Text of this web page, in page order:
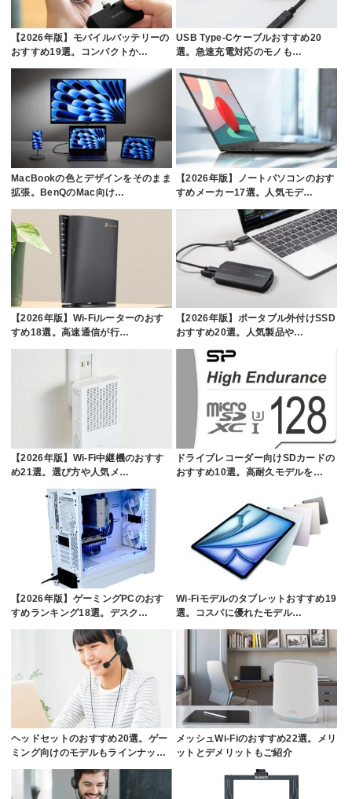
【2026年版】モバイルバッテリーの
おすすめ19選。コンパクトか…
USB Type-Cケーブルおすすめ20
選。急速充電対応のモノも…
MacBookの色とデザインをそのまま
拡張。BenQのMac向け…
【2026年版】ノートパソコンのおす
すめメーカー17選。人気モデ…
【2026年版】Wi-Fiルーターのおす
すめ18選。高速通信が行…
【2026年版】ポータブル外付けSSD
おすすめ20選。人気製品や…
【2026年版】Wi-Fi中継機のおすす
め21選。選び方や人気メ…
ドライブレコーダー向けSDカードの
おすすめ10選。高耐久モデルを…
【2026年版】ゲーミングPCのおす
すめランキング18選。デスク…
Wi-Fiモデルのタブレットおすすめ19
選。コスパに優れたモデル…
ヘッドセットのおすすめ20選。ゲー
ミング向けのモデルもラインナッ…
メッシュWi-Fiのおすすめ22選。メリ
ットとデメリットもご紹介